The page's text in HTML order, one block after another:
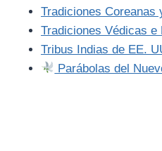
Tradiciones Coreanas
Tradiciones Védicas e
Tribus Indias de EE.
Parábolas del